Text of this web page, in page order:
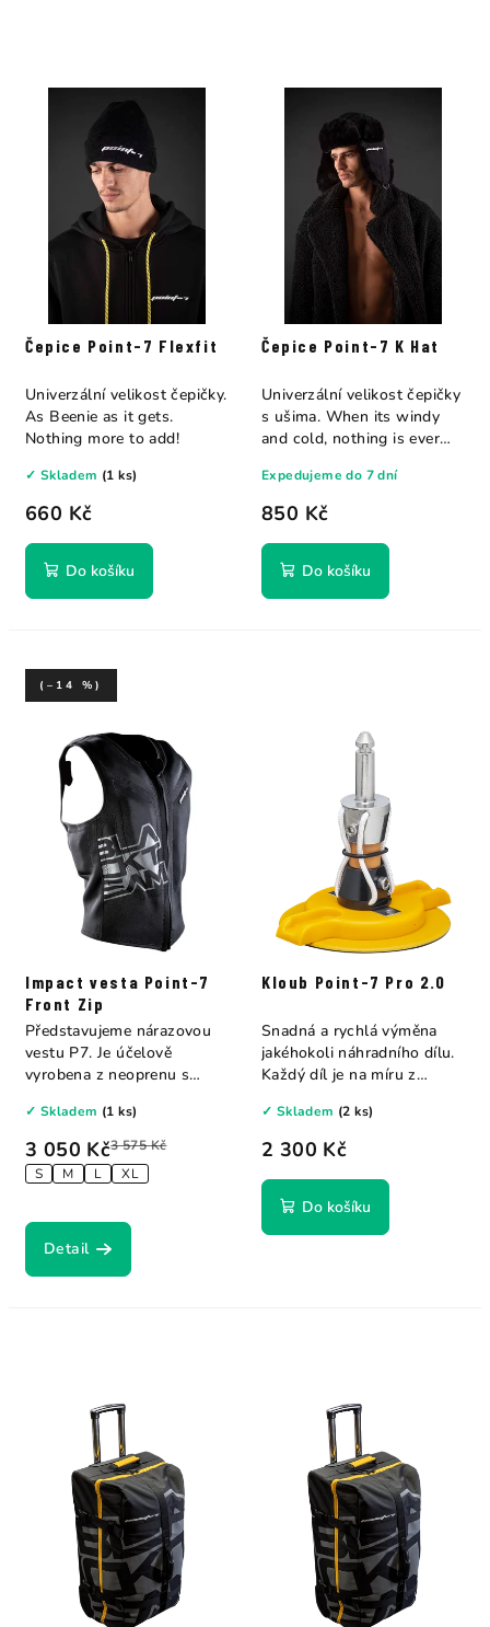
Čepice Point-7 Flexfit
660 Kč
✓ Skladem (1 ks)
Do košíku
Univerzální velikost čepičky.
As Beenie as it gets.
Nothing more to add!
Čepice Point-7 K Hat
850 Kč
Expedujeme do 7 dní
Do košíku
Univerzální velikost čepičky
s ušima. When its windy
and cold, nothing is ever
Impact vesta Point-7
Front Zip
3 050 Kč3 575 Kč
(–14 %)
S M L XL
✓ Skladem (1 ks)
Detail
Představujeme nárazovou
vestu P7. Je účelově
vyrobena z neoprenu s
Kloub Point-7 Pro 2.0
2 300 Kč
✓ Skladem (2 ks)
Do košíku
Snadná a rychlá výměna
jakéhokoli náhradního dílu.
Každý díl je na míru z